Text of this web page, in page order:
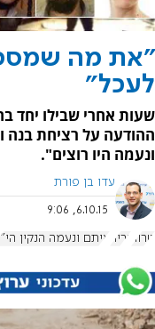
"את מה
לעכל"
שעות אחרי שבילו יחד
ההודעה על רציחת בנה
ונעמה היו רוצים".
עדו בן פורת
6.10.15, 9:06
טרור נריה איתם ונעמה הנקין